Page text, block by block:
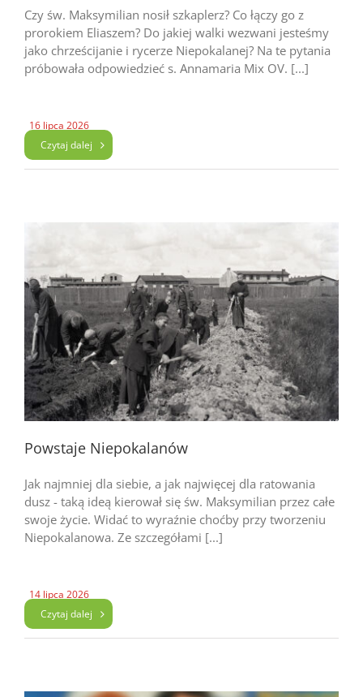
Czy św. Maksymilian nosił szkaplerz? Co łączy go z
prorokiem Eliaszem? Do jakiej walki wezwani jesteśmy
jako chrześcijanie i rycerze Niepokalanej? Na te pytania
próbowała odpowiedzieć s. Annamaria Mix OV. [...]
16 lipca 2026
Czytaj dalej
Powstaje Niepokalanów
Jak najmniej dla siebie, a jak najwięcej dla ratowania
dusz - taką ideą kierował się św. Maksymilian przez całe
swoje życie. Widać to wyraźnie choćby przy tworzeniu
Niepokalanowa. Ze szczegółami [...]
14 lipca 2026
Czytaj dalej